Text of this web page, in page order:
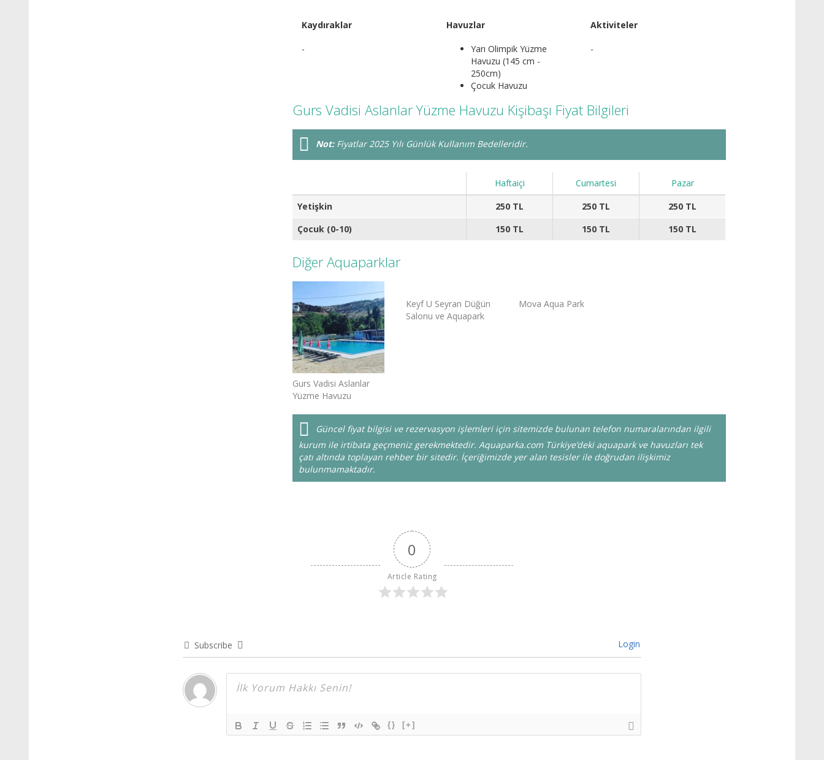
Kaydıraklar
-
Havuzlar
Yarı Olimpik Yüzme
Havuzu (145 cm -
250cm)
Çocuk Havuzu
Aktiviteler
-
Gurs Vadisi Aslanlar Yüzme Havuzu Kişibaşı Fiyat Bilgileri
Not: Fiyatlar 2025 Yılı Günlük Kullanım Bedelleridir.
Haftaiçi Cumartesi
Pazar
Yetişkin
250 TL 250 TL
250 TL
Çocuk (0-10)
150 TL 150 TL 150 TL
Diğer Aquaparklar
Gurs Vadisi Aslanlar
Yüzme Havuzu
Keyf U Seyran Düğün
Salonu ve Aquapark
Mova Aqua Park
Güncel fiyat bilgisi ve rezervasyon işlemleri için sitemizde bulunan telefon numaralarından ilgili
kurum ile irtibata geçmeniz gerekmektedir. Aquaparka.com Türkiye’deki aquapark ve havuzları tek
çatı altında toplayan rehber bir sitedir. İçeriğimizde yer alan tesisler ile doğrudan ilişkimiz
bulunmamaktadır.
0
Article Rating
Subscribe Login
{} [+]